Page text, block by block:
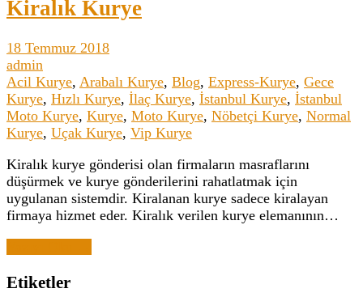
Kiralık Kurye
18 Temmuz 2018
admin
Acil Kurye, Arabalı Kurye, Blog, Express-Kurye, Gece
Kurye, Hızlı Kurye, İlaç Kurye, İstanbul Kurye, İstanbul
Moto Kurye, Kurye, Moto Kurye, Nöbetçi Kurye, Normal
Kurye, Uçak Kurye, Vip Kurye
Kiralık kurye gönderisi olan firmaların masraflarını
düşürmek ve kurye gönderilerini rahatlatmak için
uygulanan sistemdir. Kiralanan kurye sadece kiralayan
firmaya hizmet eder. Kiralık verilen kurye elemanının…
Etiketler